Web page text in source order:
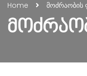
Home მოძრაობის